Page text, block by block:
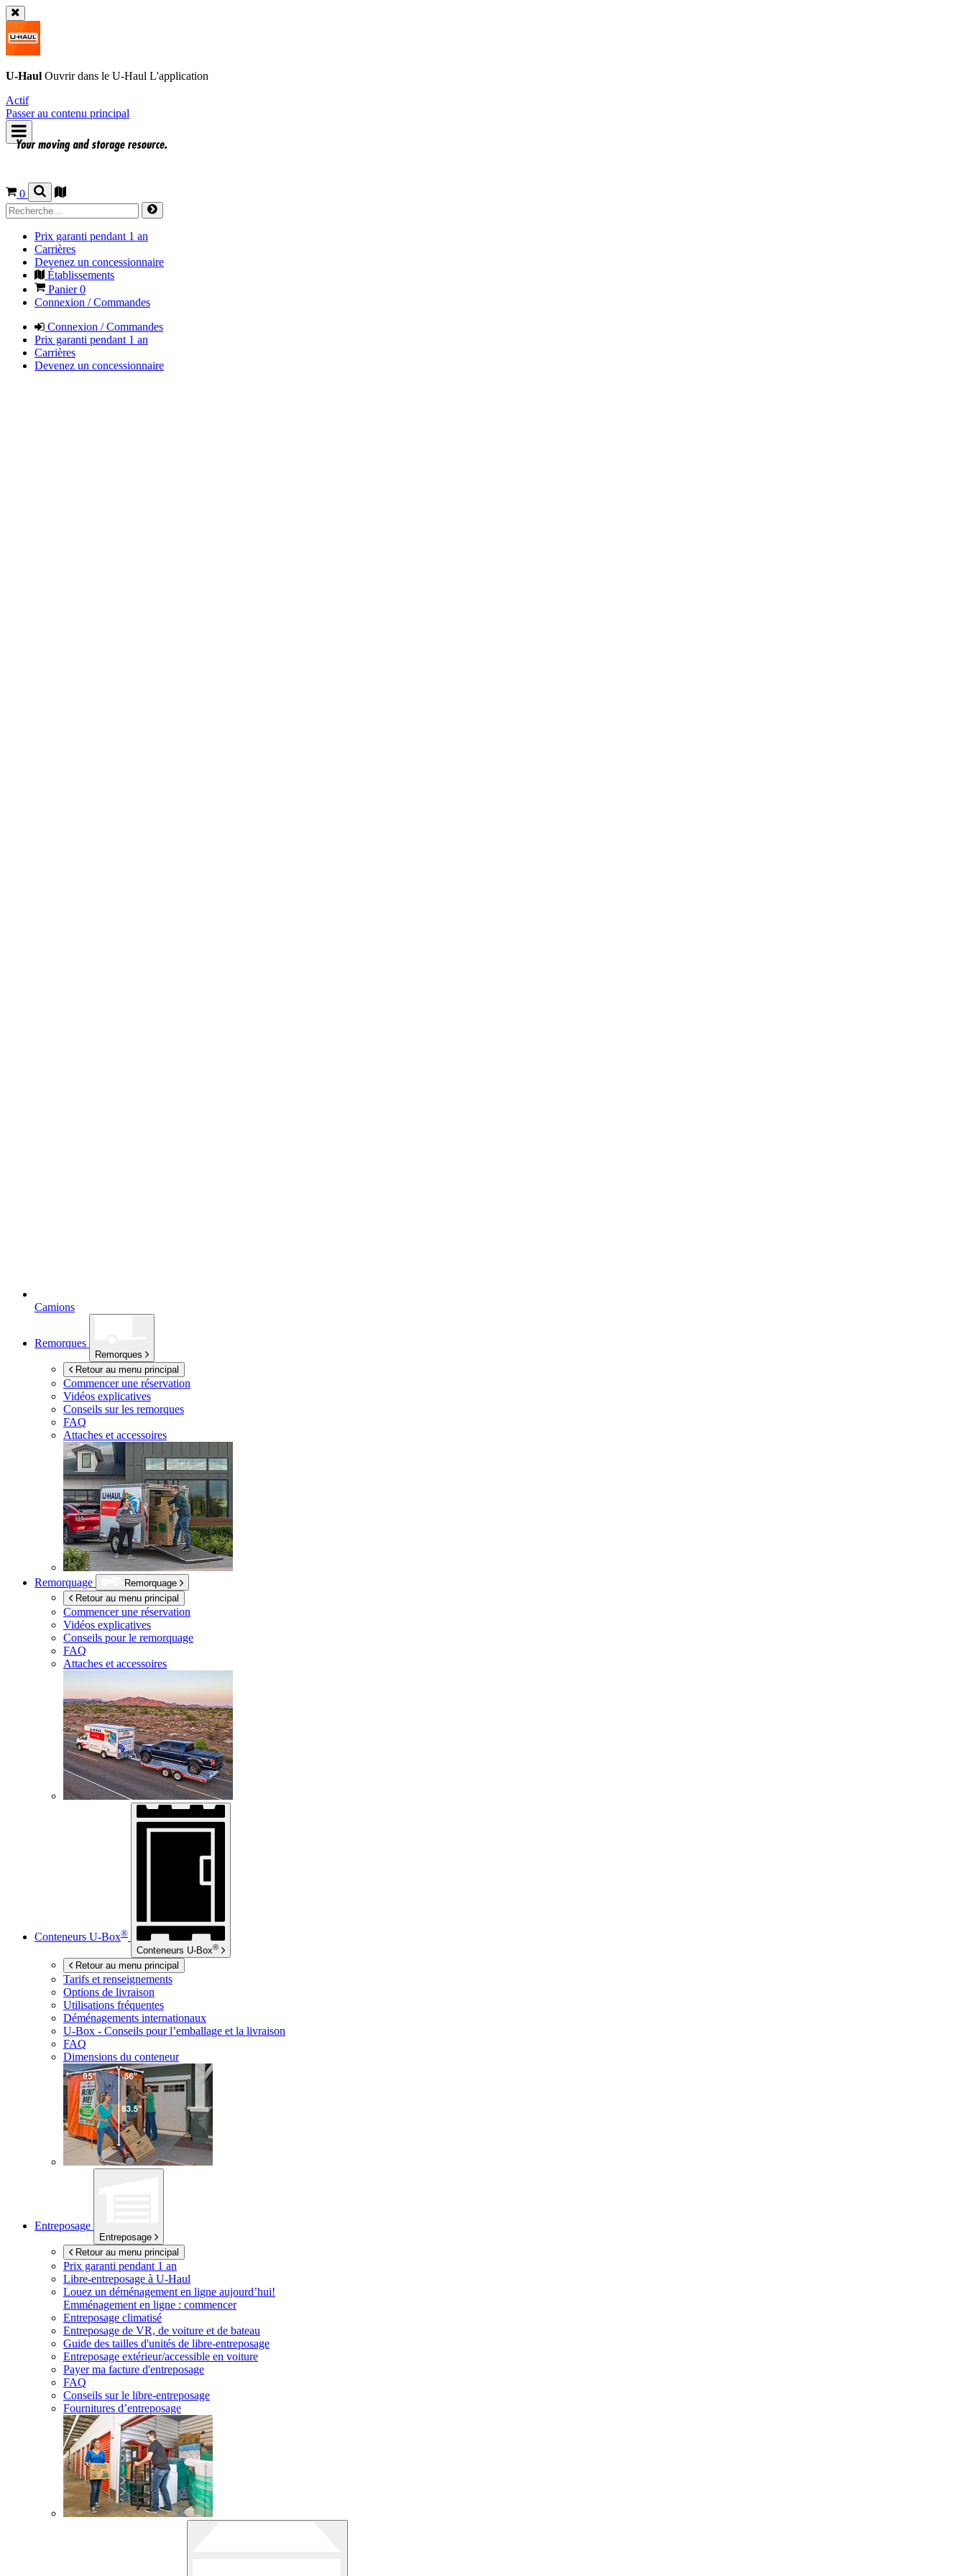
U-Haul Ouvrir dans le U-Haul L'application
Actif
Passer au contenu principal
0
Prix garanti pendant 1 an
Carrières
Devenez un concessionnaire
Établissements
Panier0
Connexion / Commandes
Connexion / Commandes
Prix garanti pendant 1 an
Carrières
Devenez un concessionnaire
Camions
Remorques
Remorques
Retour au menu principal
Commencer une réservation
Vidéos explicatives
Conseils sur les remorques
FAQ
Attaches et accessoires
Remorquage
Remorquage
Retour au menu principal
Commencer une réservation
Vidéos explicatives
Conseils pour le remorquage
FAQ
Attaches et accessoires
Conteneurs U-Box®
Conteneurs U-Box®
Retour au menu principal
Tarifs et renseignements
Options de livraison
Utilisations fréquentes
Déménagements internationaux
U-Box - Conseils pour l’emballage et la livraison
FAQ
Dimensions du conteneur
Entreposage
Entreposage
Retour au menu principal
Prix garanti pendant 1 an
Libre-entreposage à U-Haul
Louez un déménagement en ligne aujourd’hui!
Emménagement en ligne : commencer
Entreposage climatisé
Entreposage de VR, de voiture et de bateau
Guide des tailles d'unités de libre-entreposage
Entreposage extérieur/accessible en voiture
Payer ma facture d'entreposage
FAQ
Conseils sur le libre-entreposage
Fournitures d’entreposage